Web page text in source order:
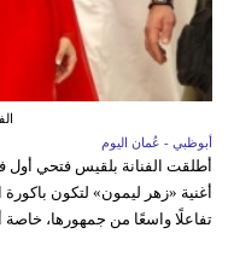
أبوظبي - عُمان اليوم
أطلقت الفنانة بلقيس فتحي أول
أغنية «زهر ليمون» لتكون
تفاعلًا واسعًا من جمهورها،